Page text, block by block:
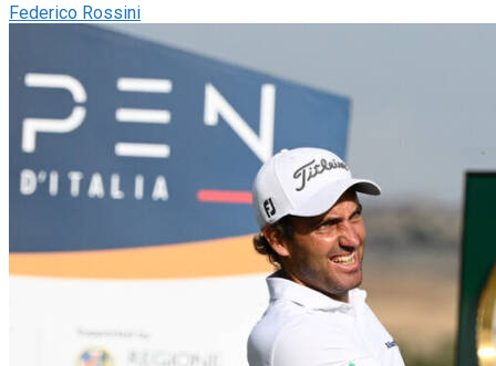
Federico Rossini